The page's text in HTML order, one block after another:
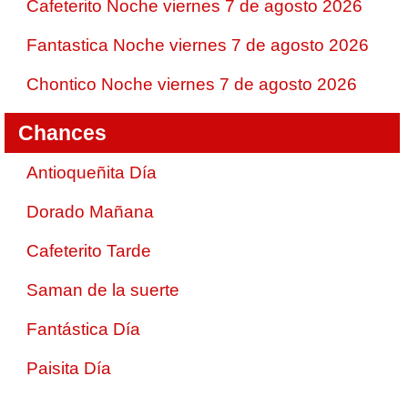
Cafeterito Noche viernes 7 de agosto 2026
Fantastica Noche viernes 7 de agosto 2026
Chontico Noche viernes 7 de agosto 2026
Chances
Antioqueñita Día
Dorado Mañana
Cafeterito Tarde
Saman de la suerte
Fantástica Día
Paisita Día